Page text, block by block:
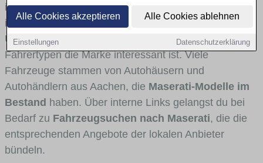
Alle Cookies akzeptieren Alle Cookies ablehnen
Einstellungen Datenschutzerklärung
in welchen Fahrzeugklassen Maserati stark vertreten
ist, welche Modellreihen häufig im Stadt- und
Umlandverkehr zu sehen sind und für welche
Fahrertypen die Marke interessant ist. Viele
Fahrzeuge stammen von Autohäusern und
Autohändlern aus Aachen, die Maserati-Modelle im
Bestand haben. Über interne Links gelangst du bei
Bedarf zu Fahrzeugsuchen nach Maserati, die die
entsprechenden Angebote der lokalen Anbieter
bündeln.